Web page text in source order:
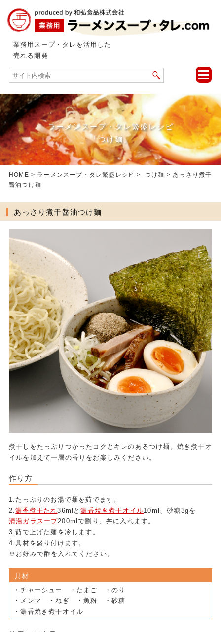
業務用スープ・タレを活用した
売れる開発
toggle
ラーメンスープ・タレ繁盛レシピ
「つけ麺」
HOME > ラーメンスープ・タレ繁盛レシピ >つけ麺 > あっさり煮干
醤油つけ麺
あっさり煮干醤油つけ麺
煮干しをたっぷりつかったコクとキレのあるつけ麺。焼き煮干オ
イルを加えて一層の香りをお楽しみください。
作り方
1.たっぷりのお湯で麺を茹でます。
2.濃香煮干たれ36mlと濃香焼き煮干オイル10ml、砂糖3gを
清湯ガラスープ200mlで割り、丼に入れます。
3.茹で上げた麺を冷します。
4.具材を盛り付けます。
※お好みで酢を入れてください。
具材
・チャーシュー ・たまご ・のり
・メンマ ・ねぎ ・魚粉 ・砂糖
・濃香焼き煮干オイル